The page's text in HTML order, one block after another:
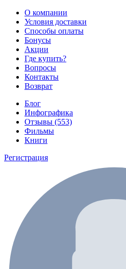
О компании
Условия доставки
Способы оплаты
Бонусы
Акции
Где купить?
Вопросы
Контакты
Возврат
Блог
Инфографика
Отзывы (553)
Фильмы
Книги
Регистрация